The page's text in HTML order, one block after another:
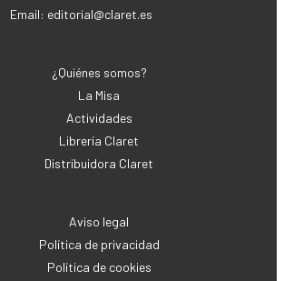
Email: editorial@claret.es
¿Quiénes somos?
La Misa
Actividades
Librería Claret
Distribuidora Claret
Aviso legal
Política de privacidad
Política de cookies